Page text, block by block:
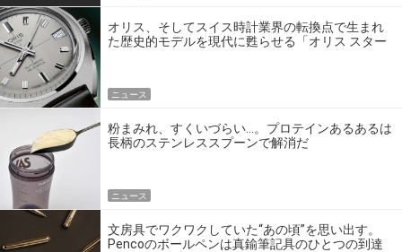
オリス、そしてスイス時計業界の転換点で生まれ
た歴史的モデルを現代に甦らせる「オリス スター
ニュース
粉まみれ、すくいづらい…。プロテインあるあるは
長柄のステンレススプーンで解消だ
ニュース
文房具でワクワクしていた“あの頃”を思い出す。
Pencoのボールペンは真鍮筆記具のひとつの到達